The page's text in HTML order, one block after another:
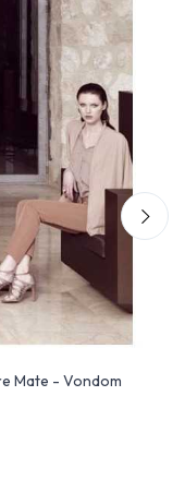
Mate - Vondom